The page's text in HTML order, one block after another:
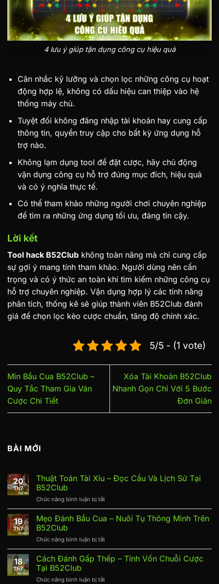
4 lưu ý giúp tận dụng công cụ hiệu quả
Cân nhắc kỹ lưỡng và chọn lọc những công cụ hoạt
động hợp lệ, không có dấu hiệu can thiệp vào hệ
thống máy chủ.
Tuyệt đối không đăng nhập tài khoản hay cung cấp
thông tin, quyền truy cập cho bất kỳ ứng dụng hỗ
trợ nào.
Không lạm dụng tool để đặt cược, hãy chủ động
vận dụng công cụ hỗ trợ đúng mục đích, hiệu quả
và có ý nghĩa thực tế.
Có thể tham khảo những người chơi chuyên nghiệp
để tìm ra những ứng dụng tối ưu, đáng tin cậy.
Lời kết
Tool hack B52Club không toàn năng mà chỉ cung cấp
sự gợi ý mang tính tham khảo. Người dùng nên cẩn
trọng và có ý thức an toàn khi tìm kiếm những công cụ
hỗ trợ chuyên nghiệp. Vận dụng hợp lý các tính năng
phân tích, thống kê sẽ giúp thành viên B52Club đánh
giá để chọn lọc kèo cược chuẩn, tăng độ chính xác.
5/5 - (1 vote)
Min Bầu Cua B52Club –
Quy Tắc Tham Gia Ván
Cược Chi Tiết
Xóa Tài Khoản B52Club
Nhanh Gọn Chỉ Với 5 Bước
Đơn Giản
BÀI MỚI
20
Th7
Thuật Toán Tài Xỉu – Đọc Cầu Và Lịch Sử Tại
B52Club
Chức năng bình luận bị tắt
Thuật
Toán
Đọc
Cầu
19
Th7
Mẹo Đánh Bầu Cua – Nuôi Tụ Thông Minh Trên
B52Club
Chức năng bình luận bị tắt
Mẹo
Đánh
Bầu
18
Th7
Cách Đánh Gấp Thếp – Tính Vốn Chuỗi Cược
Tại B52Club
Chức năng bình luận bị tắt